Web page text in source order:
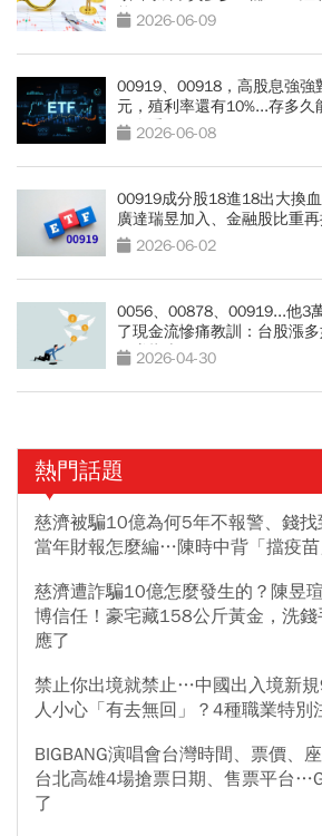
能配1.3元？
2026-06-09
00919、00918，高股息強強
元，殖利率還有10%...存多
一次看
2026-06-08
00919成分股18進18出大換
廣達瑞昱加入、金融股比重
2026-06-02
0056、00878、00919...他3
了現金流慘痛教訓：台股漲
穩賺指南
2026-04-30
熱門話題
慈濟被騙10億為何5年不報警、錢找
當年財報怎麼編…陳時中背「擋疫
慈濟遭詐騙10億怎麼發生的？陳昱
博信任！豪宅藏158公斤黃金，洗
應了
禁止你出境就禁止…中國出入境新
人小心「有去無回」？4種職業特別
BIGBANG演唱會台灣時間、票價、
台北高雄4場搶票日期、售票平台
了